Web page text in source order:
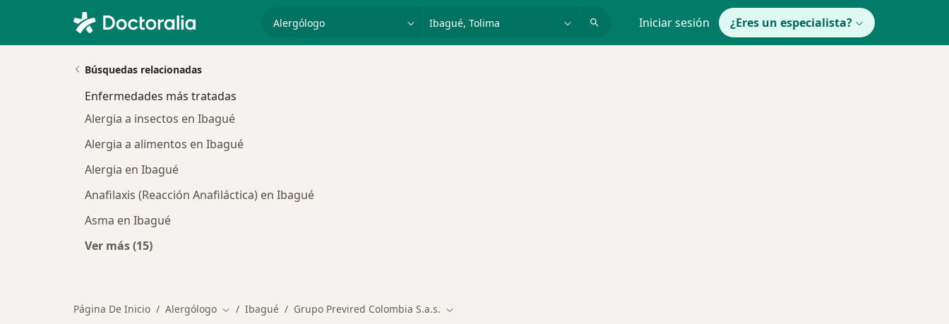
especialidad, enfermedad o nombre
p. ej. Bogotá Iniciar sesión ¿Eres un especialista?
Búsquedas relacionadas
Enfermedades más tratadas
Alergia a insectos en Ibagué
Alergia a alimentos en Ibagué
Alergia en Ibagué
Anafilaxis (Reacción Anafiláctica) en Ibagué
Asma en Ibagué
Ver más (15)
Página De Inicio Alergólogo Cambiar de ciudad
Ibagué Grupo Previred Colombia S.a.s. Cambiar de ciudad